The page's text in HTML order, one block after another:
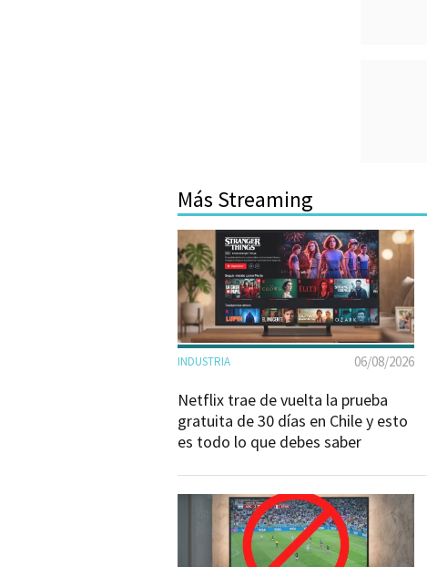
Más Streaming
06/08/2026
INDUSTRIA
Netflix trae de vuelta la prueba
gratuita de 30 días en Chile y esto
es todo lo que debes saber